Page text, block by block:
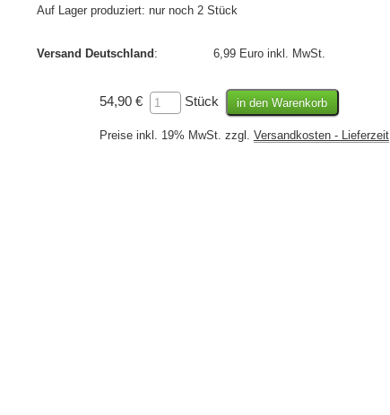
Auf Lager produziert: nur noch 2 Stück
Versand Deutschland 6,99 Euro inkl. MwSt.
54,90 € Stück
Preise inkl. 19% MwSt. zzgl. Versandkosten - Lieferzeit